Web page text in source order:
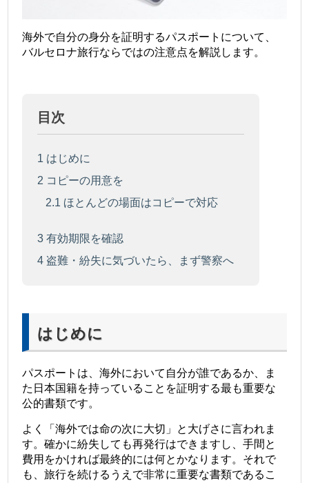
海外で自分の身分を証明するパスポートについて、
バルセロナ旅行ならではの注意点を解説します。
目次
1 はじめに
2 コピーの用意を
2.1 ほとんどの場面はコピーで対応
3 有効期限を確認
4 盗難・紛失に気づいたら、まず警察へ
はじめに
パスポートは、海外において自分が誰であるか、ま
た日本国籍を持っていることを証明する最も重要な
公的書類です。
よく「海外では命の次に大切」と大げさに言われま
す。確かに紛失しても再発行はできますし、手間と
費用をかければ最終的には何とかなります。それで
も、旅行を続けるうえで非常に重要な書類であるこ